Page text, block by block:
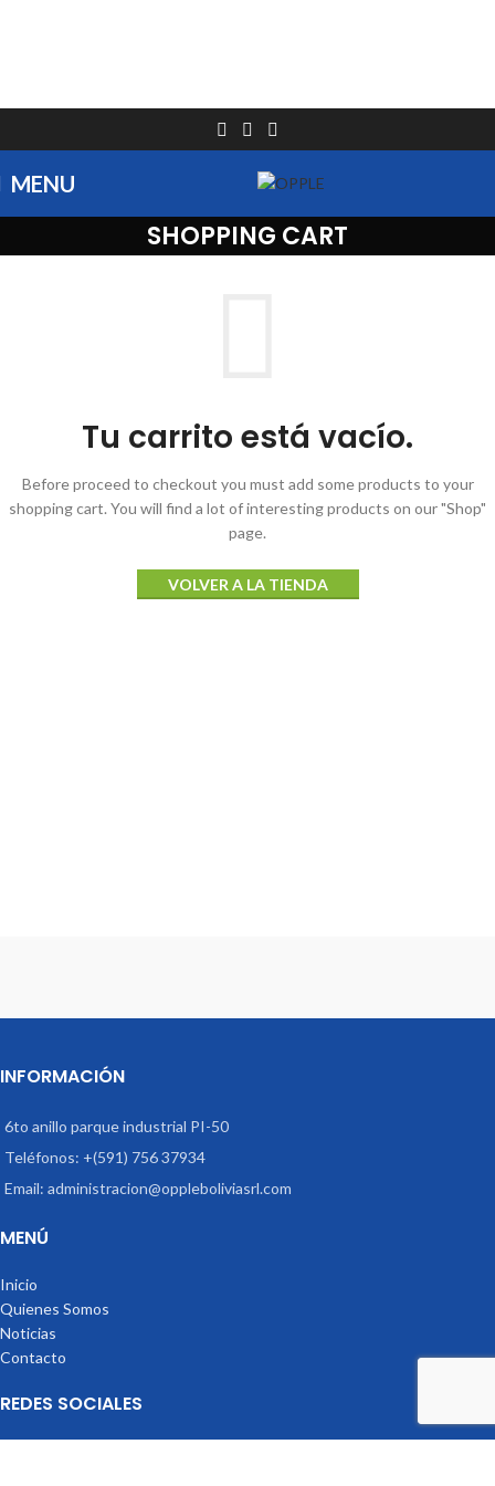
MENU
SHOPPING CART
Tu carrito está vacío.
Before proceed to checkout you must add some products to your
shopping cart. You will find a lot of interesting products on our "Shop"
page.
VOLVER A LA TIENDA
INFORMACIÓN
6to anillo parque industrial PI-50
Teléfonos: +(591) 756 37934
Email: administracion@oppleboliviasrl.com
MENÚ
Inicio
Quienes Somos
Noticias
Contacto
REDES SOCIALES